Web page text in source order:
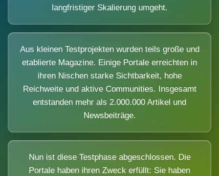
langfristiger Skalierung umgeht.
Aus kleinen Testprojekten wurden teils große und
etablierte Magazine. Einige Portale erreichten in
ihren Nischen starke Sichtbarkeit, hohe
Reichweite und aktive Communities. Insgesamt
entstanden mehr als 2.000.000 Artikel und
Newsbeiträge.
Nun ist diese Testphase abgeschlossen. Die
Portale haben ihren Zweck erfüllt: Sie haben